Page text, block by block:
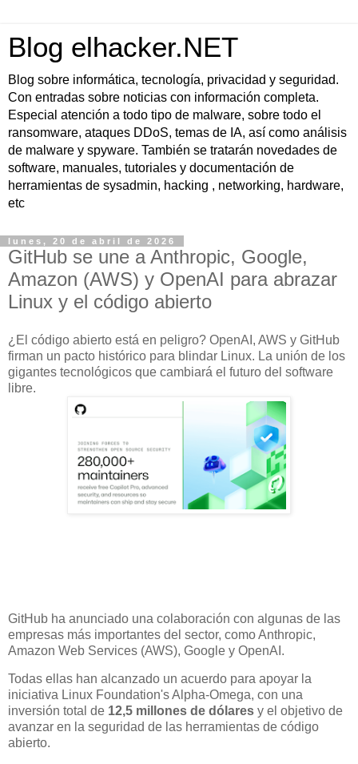
Blog elhacker.NET
Blog sobre informática, tecnología, privacidad y seguridad.
Con entradas sobre noticias con información completa.
Especial atención a todo tipo de malware, sobre todo el
ransomware, ataques DDoS, temas de IA, así como análisis
de malware y spyware. También se tratarán novedades de
software, manuales, tutoriales y documentación de
herramientas de sysadmin, hacking , networking, hardware,
etc
lunes, 20 de abril de 2026
GitHub se une a Anthropic, Google,
Amazon (AWS) y OpenAI para abrazar
Linux y el código abierto
¿El código abierto está en peligro? OpenAI, AWS y GitHub
firman un pacto histórico para blindar Linux. La unión de los
gigantes tecnológicos que cambiará el futuro del software
libre.
GitHub ha anunciado una colaboración con algunas de las
empresas más importantes del sector, como Anthropic,
Amazon Web Services (AWS), Google y OpenAI.
Todas ellas han alcanzado un acuerdo para apoyar la
iniciativa Linux Foundation's Alpha-Omega, con una
inversión total de 12,5 millones de dólares y el objetivo de
avanzar en la seguridad de las herramientas de código
abierto.